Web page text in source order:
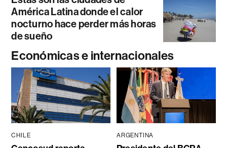
América Latina donde el calor
nocturno hace perder más horas
de sueño
Económicas e internacionales
CHILE ARGENTINA